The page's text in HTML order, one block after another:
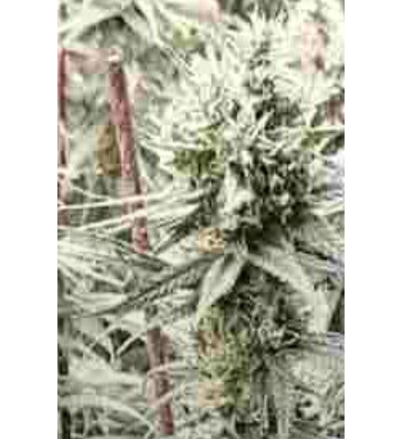
Planeta Rural
Especiales
Política
Galerías